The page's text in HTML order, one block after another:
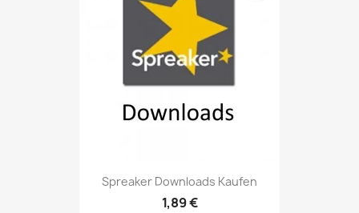
Spreaker Downloads Kaufen
1,89 €